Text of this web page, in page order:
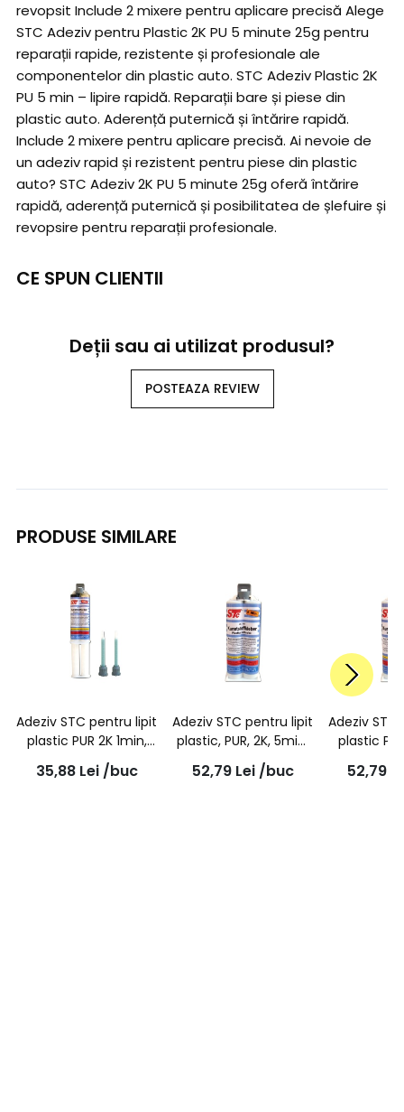
revopsit Include 2 mixere pentru aplicare precisă Alege
STC Adeziv pentru Plastic 2K PU 5 minute 25g pentru
reparații rapide, rezistente și profesionale ale
componentelor din plastic auto. STC Adeziv Plastic 2K
PU 5 min – lipire rapidă. Reparații bare și piese din
plastic auto. Aderență puternică și întărire rapidă.
Include 2 mixere pentru aplicare precisă. Ai nevoie de
un adeziv rapid și rezistent pentru piese din plastic
auto? STC Adeziv 2K PU 5 minute 25g oferă întărire
rapidă, aderență puternică și posibilitatea de șlefuire și
revopsire pentru reparații profesionale.
CE SPUN CLIENTII
Deții sau ai utilizat produsul?
POSTEAZA REVIEW
PRODUSE SIMILARE
Adeziv STC pentru lipit
plastic PUR 2K 1min,
seringa dubla + 2
mixere 25g
35,88 Lei /buc
Adeziv STC pentru lipit
plastic, PUR, 2K, 5min,
tub dublu, 50g
52,79 Lei /buc
Adeziv
plastic
52,79